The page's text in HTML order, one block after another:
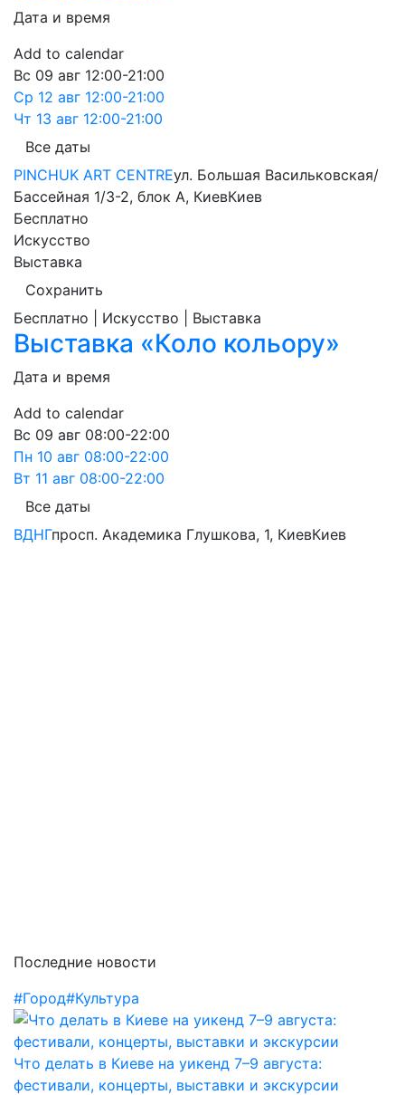
Дата и время
Add to calendar
Вс 09 авг 12:00-21:00
Ср 12 авг 12:00-21:00
Чт 13 авг 12:00-21:00
Все даты
PINCHUK ART CENTREул. Большая Васильковская/
Бассейная 1/3-2, блок А, КиевКиев
Бесплатно
Искусство
Выставка
Сохранить
Бесплатно | Искусство | Выставка
Выставка «Коло кольору»
Дата и время
Add to calendar
Вс 09 авг 08:00-22:00
Пн 10 авг 08:00-22:00
Вт 11 авг 08:00-22:00
Все даты
ВДНГпросп. Академика Глушкова, 1, КиевКиев
Последние новости
#Город#Культура
Что делать в Киеве на уикенд 7–9 августа:
фестивали, концерты, выставки и экскурсии